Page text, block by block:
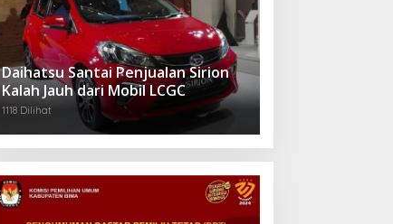
Daihatsu Santai Penjualan Sirion
Kalah Jauh dari Mobil LCGC
1118 Dilihat